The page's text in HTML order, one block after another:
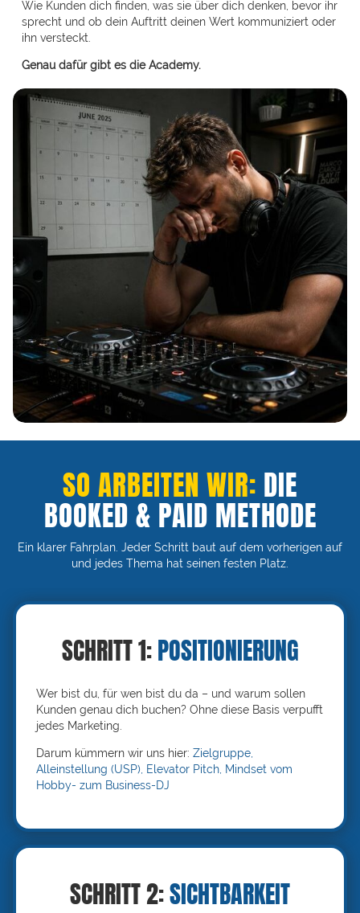
Wie Kunden dich finden, was sie über dich denken, bevor ihr
sprecht und ob dein Auftritt deinen Wert kommuniziert oder
ihn versteckt.
Genau dafür gibt es die Academy.
SO ARBEITEN WIR: DIE
BOOKED & PAID METHODE
Ein klarer Fahrplan. Jeder Schritt baut auf dem vorherigen auf
und jedes Thema hat seinen festen Platz.
SCHRITT 1:POSITIONIERUNG
Wer bist du, für wen bist du da – und warum sollen
Kunden genau dich buchen? Ohne diese Basis verpufft
jedes Marketing.
Darum kümmern wir uns hier: Zielgruppe,
Alleinstellung (USP), Elevator Pitch, Mindset vom
Hobby- zum Business-DJ
SCHRITT 2:SICHTBARKEIT